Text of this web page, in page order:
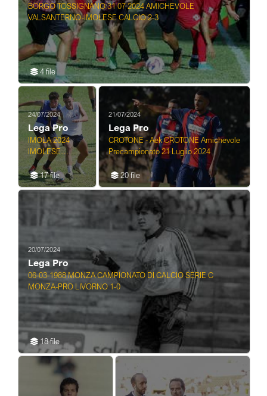
BORGO TOSSIGNANO 31 07 2024 AMICHEVOLE
VALSANTERNO-IMOLESE CALCIO 2-3
4 file
24/07/2024
Lega Pro
IMOLA 2024
IMOLESE
CALCIO
ALLENAMENTO
17 file
21/07/2024
Lega Pro
CROTONE - Aek CROTONE Amichevole
Precampionato 21 Luglio 2024
20 file
20/07/2024
Lega Pro
06-03-1988 MONZA CAMPIONATO DI CALCIO SERIE C
MONZA-PRO LIVORNO 1-0
18 file